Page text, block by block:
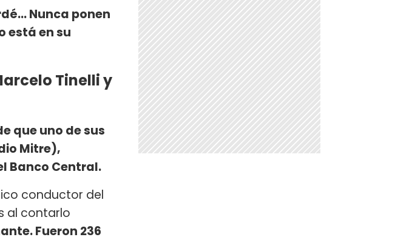
Nunca ponen
está en su
Tinelli y
que uno de sus
Mitre),
Banco Central.
conductor del
al contarlo
Fueron 236